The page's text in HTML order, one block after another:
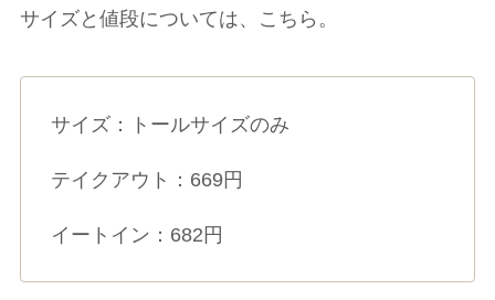
サイズと値段については、こちら。
サイズ：トールサイズのみ
テイクアウト：669円
イートイン：682円